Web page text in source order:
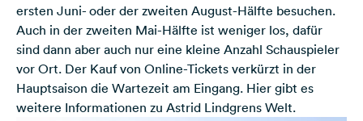
ersten Juni- oder der zweiten August-Hälfte besuchen.
Auch in der zweiten Mai-Hälfte ist weniger los, dafür
sind dann aber auch nur eine kleine Anzahl Schauspieler
vor Ort. Der Kauf von Online-Tickets verkürzt in der
Hauptsaison die Wartezeit am Eingang. Hier gibt es
weitere Informationen zu Astrid Lindgrens Welt.